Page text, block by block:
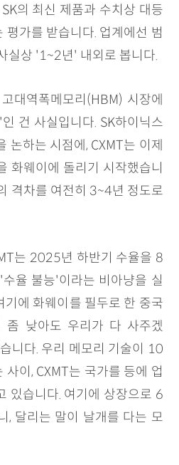
의 최신 제품과 수치상 대등
평가를 받습니다. 업계에선 범
실상 '1~2년' 내외로 봅니다.
대역폭메모리(HBM) 시장에
건 사실입니다. SK하이닉스
논하는 시점에, CXMT는 이제
화웨이에 돌리기 시작했습니
격차를 여전히 3~4년 정도로
는 2025년 하반기 수율을 8
율 불능'이라는 비아냥을 실
기에 화웨이를 필두로 한 중국
좀 낮아도 우리가 다 사주겠
니다. 우리 메모리 기술이 10
이, CXMT는 국가를 등에 업
있습니다. 여기에 상장으로 6
, 달리는 말이 날개를 다는 모